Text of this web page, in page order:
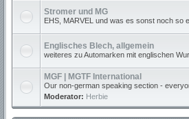
Stromer und MG
EHS, MARVEL und was es sonst noch so
Englisches Blech, allgemein
weiteres zu Automarken mit englischen
MGF | MGTF International
Our non-german speaking section -
Moderator: Herbie